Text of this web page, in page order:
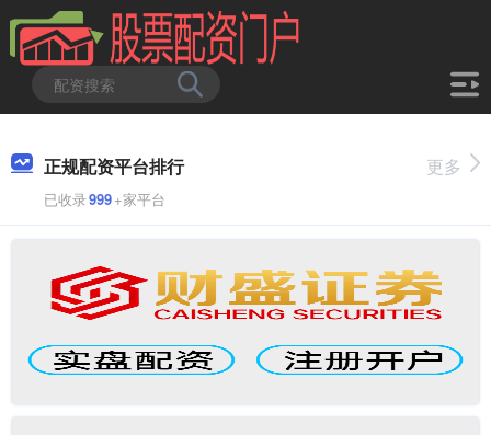
正规配资平台排行
已收录999+家平台
更多